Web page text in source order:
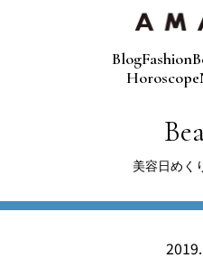
BlogFashion
Horoscope
美容日めく